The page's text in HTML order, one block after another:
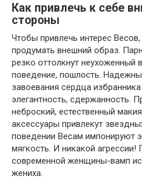
Как привлечь к себе
стороны
Чтобы привлечь интерес
продумать внешний образ.
резко оттолкнут
поведение, пошлость.
завоевания сердца
элегантность, сдержанность.
неброский, естественный
аксессуары привлекут
поведении Весам импонируют
мягкость. И никакой агрессии!
современной женщины-вамп
жениха.